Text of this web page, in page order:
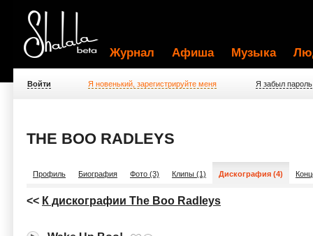
Журнал Афиша Музыка
Войти Я новенький, зарегистрируйте меня Я забыл пароль
THE BOO RADLEYS
Профиль Биография Фото (3) Клипы (1) Дискография (4)
<< К дискографии The Boo Radleys